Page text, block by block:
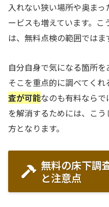
入れない狭い場所や奥ま
ービスも増えています。
は、無料点検の範囲ではま
自分自身で気になる箇所を
そこを重点的に調べてくれ
査が可能なのも有料なら
を解消するためには、こ
方となります。
無料の床下調
と注意点